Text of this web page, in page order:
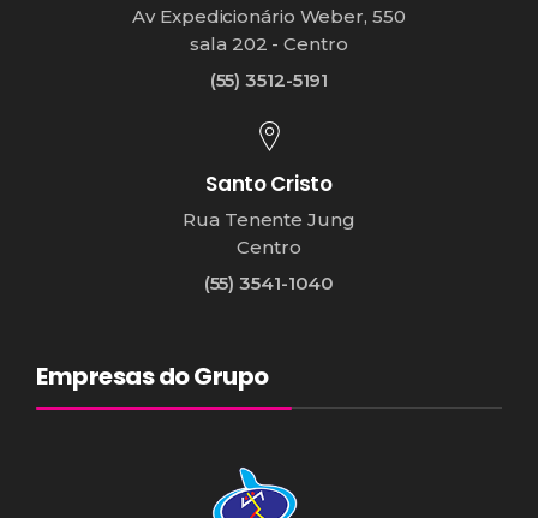
Av Expedicionário Weber, 550
sala 202 - Centro
(55) 3512-5191
Santo Cristo
Rua Tenente Jung
Centro
(55) 3541-1040
Empresas do Grupo